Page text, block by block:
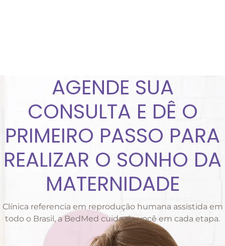
AGENDE SUA
CONSULTA E DÊ O
PRIMEIRO PASSO PARA
REALIZAR O SONHO DA
MATERNIDADE
Clínica referencia em reprodução humana assistida em
todo o Brasil, a BedMed cuida de você em cada etapa.